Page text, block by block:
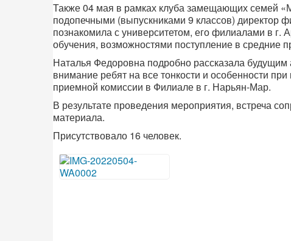
Также 04 мая в рамках клуба замещающих семей
подопечными (выпускниками 9 классов)
познакомила с университетом, его филиалами в
обучения, возможностями поступление в средние
Наталья Федоровна подробно рассказала
внимание ребят на все тонкости и особенности
приемной комиссии в Филиале в г. Нарьян-Мар.
В результате проведения мероприятия, встреча
материала.
Присутствовало 16 человек.